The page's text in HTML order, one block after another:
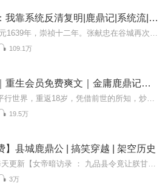
穿越大明：我靠系统反清复明|鹿鼎记|系统流|爆笑|金手指|男频爽文
109.1万
穿越九八｜重生会员免费爽文｜金庸鹿鼎记韦小宝同款主角
19.5万
】县城鹿鼎公 | 搞笑穿越 | 架空历史
3万